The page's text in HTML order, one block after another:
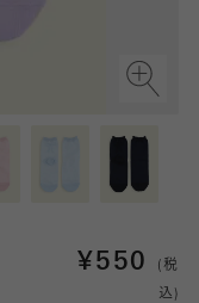
¥550
(税
込)